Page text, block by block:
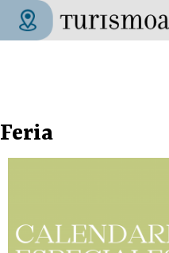
Aller au contenu principal
Feria